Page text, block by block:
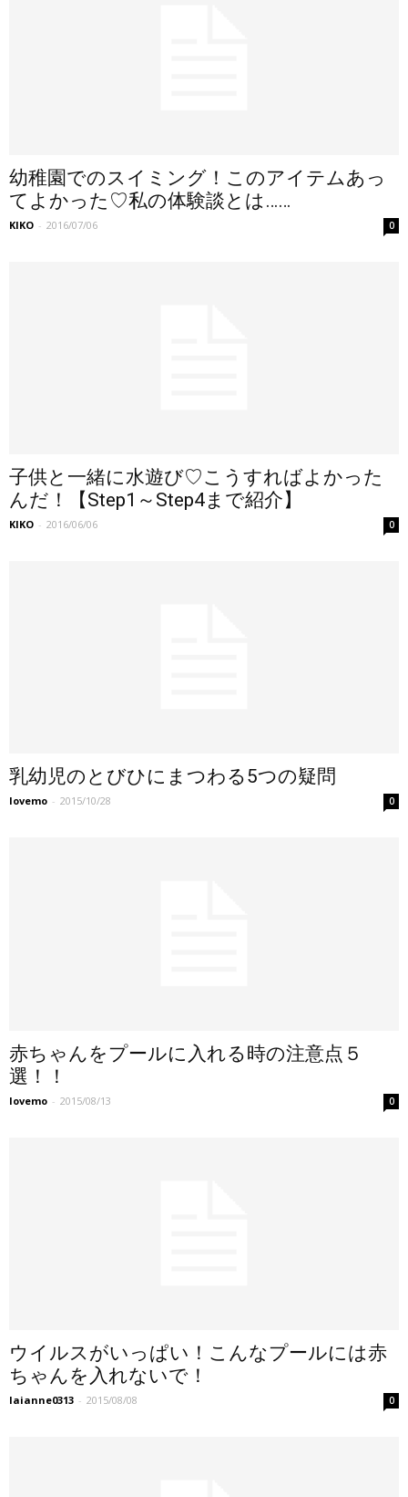
幼稚園でのスイミング！このアイテムあっ
てよかった♡私の体験談とは……
KIKO - 2016/07/06 0
子供と一緒に水遊び♡こうすればよかった
んだ！【Step1～Step4まで紹介】
KIKO - 2016/06/06 0
乳幼児のとびひにまつわる5つの疑問
lovemo - 2015/10/28 0
赤ちゃんをプールに入れる時の注意点５
選！！
lovemo - 2015/08/13 0
ウイルスがいっぱい！こんなプールには赤
ちゃんを入れないで！
laianne0313 - 2015/08/08 0